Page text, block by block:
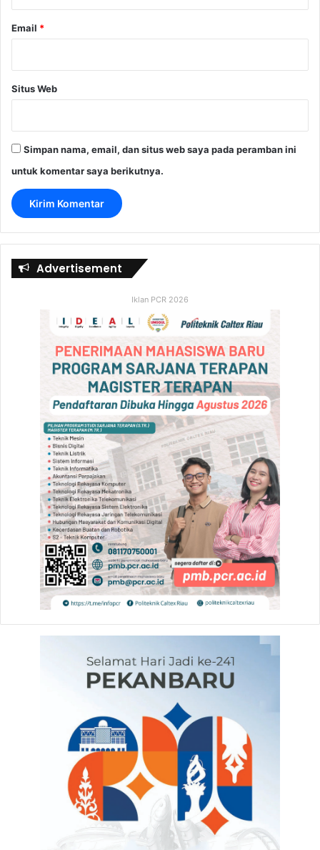
Email *
Situs Web
Simpan nama, email, dan situs web saya pada peramban ini
untuk komentar saya berikutnya.
Advertisement
Iklan PCR 2026